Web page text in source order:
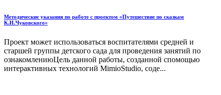
Методические указания по работе с проектом «Путешествие по сказкам
К.И.Чуковского»
Проект может использоваться воспитателями средней и
старшей группы детского сада для проведения занятий по
ознакомлениюЦель данной работы, созданной спомощью
интерактивных технологий МimioStudio, соде...